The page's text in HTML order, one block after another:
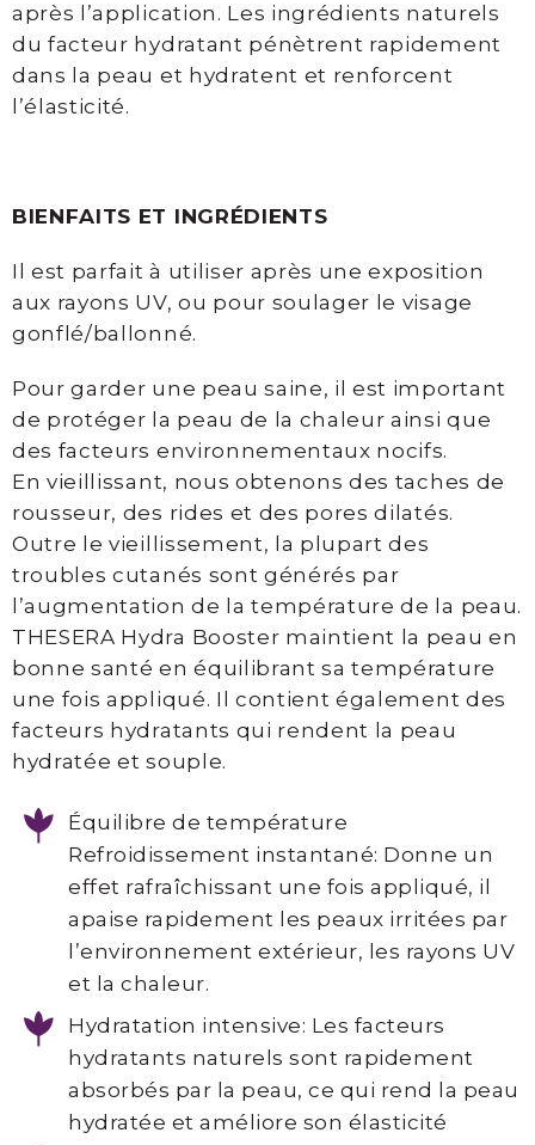
après l’application. Les ingrédients naturels
du facteur hydratant pénètrent rapidement
dans la peau et hydratent et renforcent
l’élasticité.
BIENFAITS ET INGRÉDIENTS
Il est parfait à utiliser après une exposition
aux rayons UV, ou pour soulager le visage
gonflé/ballonné.
Pour garder une peau saine, il est important
de protéger la peau de la chaleur ainsi que
des facteurs environnementaux nocifs.
En vieillissant, nous obtenons des taches de
rousseur, des rides et des pores dilatés.
Outre le vieillissement, la plupart des
troubles cutanés sont générés par
l’augmentation de la température de la peau.
THESERA Hydra Booster maintient la peau en
bonne santé en équilibrant sa température
une fois appliqué. Il contient également des
facteurs hydratants qui rendent la peau
hydratée et souple.
Équilibre de température
Refroidissement instantané: Donne un
effet rafraîchissant une fois appliqué, il
apaise rapidement les peaux irritées par
l’environnement extérieur, les rayons UV
et la chaleur.
Hydratation intensive: Les facteurs
hydratants naturels sont rapidement
absorbés par la peau, ce qui rend la peau
hydratée et améliore son élasticité
Épilation
laser
Photorajeunissement
Laser
Maquillage
permanent
Soins
visage
Soin
Biocompatible
Davincia
Soins
Thesera
Consultation
prise
en
charge
SOCIAL
Facebook
Instagram
Infolettre